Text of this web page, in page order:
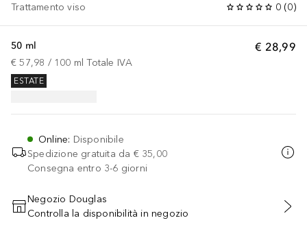
Trattamento viso 0 (0)
€ 28,99
50 ml
€ 57,98 / 100 ml Totale IVA
ESTATE
Online: Disponibile
Spedizione gratuita da € 35,00
Consegna entro 3-6 giorni
AGGIUNGI AL CARRELLO
Negozio Douglas
Controlla la disponibilità in negozio